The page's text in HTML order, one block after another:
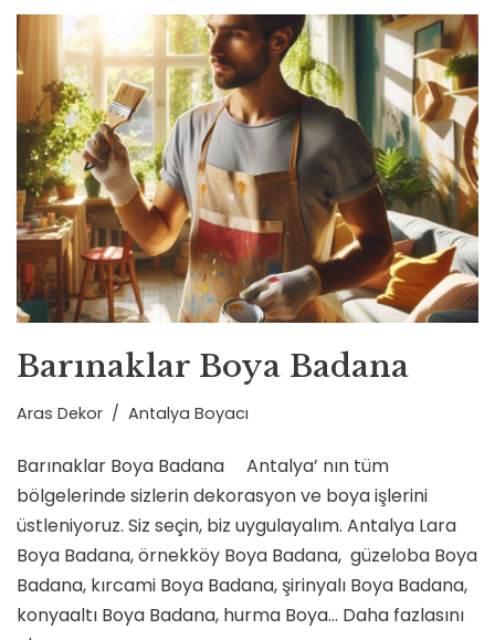
Barınaklar Boya Badana
Aras Dekor Antalya Boyacı
Barınaklar Boya Badana Antalya’ nın tüm
bölgelerinde sizlerin dekorasyon ve boya işlerini
üstleniyoruz. Siz seçin, biz uygulayalım. Antalya Lara
Boya Badana, örnekköy Boya Badana, güzeloba Boya
Badana, kırcami Boya Badana, şirinyalı Boya Badana,
konyaaltı Boya Badana, hurma Boya… Daha fazlasını